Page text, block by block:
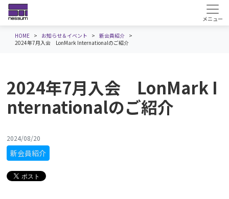
HOME お知らせ＆イベント
新会員紹介
2024年7月入会 LonMark Internationalのご紹介
2024年7月入会 LonMark I
nternationalのご紹介
2024/08/20
新会員紹介